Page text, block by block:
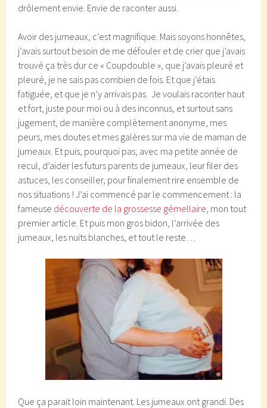
drôlement envie. Envie de raconter aussi.
Avoir des jumeaux, c’est magnifique. Mais soyons honnêtes,
j’avais surtout besoin de me défouler et de crier que j’avais
trouvé ça très dur ce « Coupdouble », que j’avais pleuré et
pleuré, je ne sais pas combien de fois. Et que j’étais
fatiguée, et que je n’y arrivais pas. Je voulais raconter haut
et fort, juste pour moi ou à des inconnus, et surtout sans
jugement, de manière complètement anonyme, mes
peurs, mes doutes et mes galères sur ma vie de maman de
jumeaux. Et puis, pourquoi pas, avec ma petite année de
recul, d’aider les futurs parents de jumeaux, leur filer des
astuces, les conseiller, pour finalement rire ensemble de
nos situations ! J’ai commencé par le commencement : la
fameuse découverte de la grossesse gémellaire, mon tout
premier article. Et puis mon gros bidon, l’arrivée des
jumeaux, les nuits blanches, et tout le reste…
Que ça parait loin maintenant. Les jumeaux ont grandi. Des